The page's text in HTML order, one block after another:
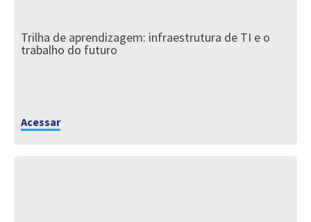
Trilha de aprendizagem: infraestrutura de TI e o
trabalho do futuro
Acessar